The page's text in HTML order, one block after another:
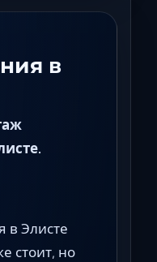
Таганрог
в
в Элисте
стоит, но